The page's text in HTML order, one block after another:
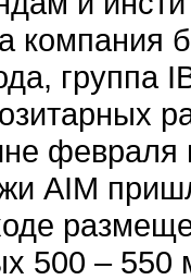
компания
группа
февраля
AIM
500 –